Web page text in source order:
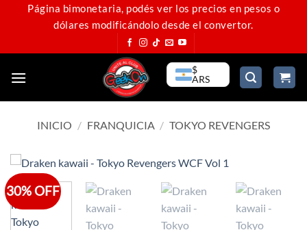
Página bimonetaria, podés ver los precios en pesos o
dólares modificándolo desde el convertor.
$
ARS
INICIO / FRANQUICIA / TOKYO REVENGERS
30% OFF